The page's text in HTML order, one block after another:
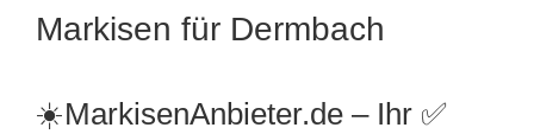
Markisen für Dermbach
☀️MarkisenAnbieter.de – Ihr ✅